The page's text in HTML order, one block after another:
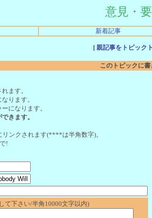
意見・
新着記事
[ 親記事をトピック
このトピックに書
ます。
ります。
になります。
きます。
ンクされます(****は半角数字)。
!
て下さい/半角10000文字以内)